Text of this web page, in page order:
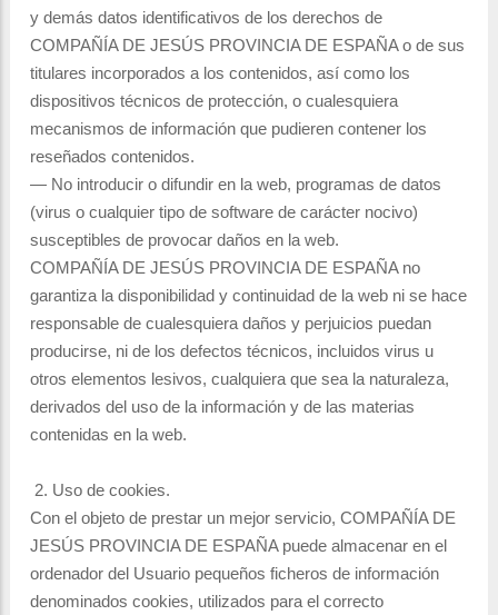
y demás datos identificativos de los derechos de
COMPAÑÍA DE JESÚS PROVINCIA DE ESPAÑA o de sus
titulares incorporados a los contenidos, así como los
dispositivos técnicos de protección, o cualesquiera
mecanismos de información que pudieren contener los
reseñados contenidos.
— No introducir o difundir en la web, programas de datos
(virus o cualquier tipo de software de carácter nocivo)
susceptibles de provocar daños en la web.
COMPAÑÍA DE JESÚS PROVINCIA DE ESPAÑA no
garantiza la disponibilidad y continuidad de la web ni se hace
responsable de cualesquiera daños y perjuicios puedan
producirse, ni de los defectos técnicos, incluidos virus u
otros elementos lesivos, cualquiera que sea la naturaleza,
derivados del uso de la información y de las materias
contenidas en la web.
2. Uso de cookies.
Con el objeto de prestar un mejor servicio, COMPAÑÍA DE
JESÚS PROVINCIA DE ESPAÑA puede almacenar en el
ordenador del Usuario pequeños ficheros de información
denominados cookies, utilizados para el correcto